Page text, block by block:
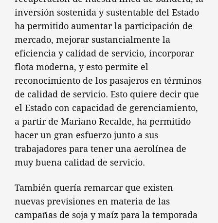
inversión sostenida y sustentable del Estado
ha permitido aumentar la participación de
mercado, mejorar sustancialmente la
eficiencia y calidad de servicio, incorporar
flota moderna, y esto permite el
reconocimiento de los pasajeros en términos
de calidad de servicio. Esto quiere decir que
el Estado con capacidad de gerenciamiento,
a partir de Mariano Recalde, ha permitido
hacer un gran esfuerzo junto a sus
trabajadores para tener una aerolínea de
muy buena calidad de servicio.
También quería remarcar que existen
nuevas previsiones en materia de las
campañas de soja y maíz para la temporada